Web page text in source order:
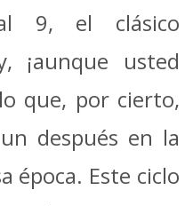
9, el clásico
¡aunque usted
que, por cierto,
después en la
época. Este ciclo